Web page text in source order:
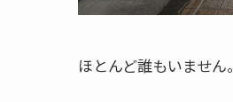
ほとんど誰もいません。